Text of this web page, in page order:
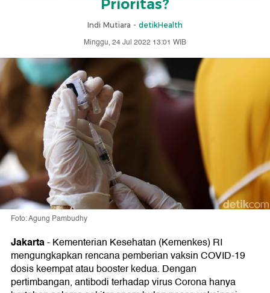
Prioritas?
Indi Mutiara - detikHealth
Minggu, 24 Jul 2022 13:01 WIB
Foto: Agung Pambudhy
Jakarta-Kementerian Kesehatan (Kemenkes) RI
mengungkapkan rencana pemberian vaksin COVID-19
dosis keempat atau booster kedua. Dengan
pertimbangan, antibodi terhadap virus Corona hanya